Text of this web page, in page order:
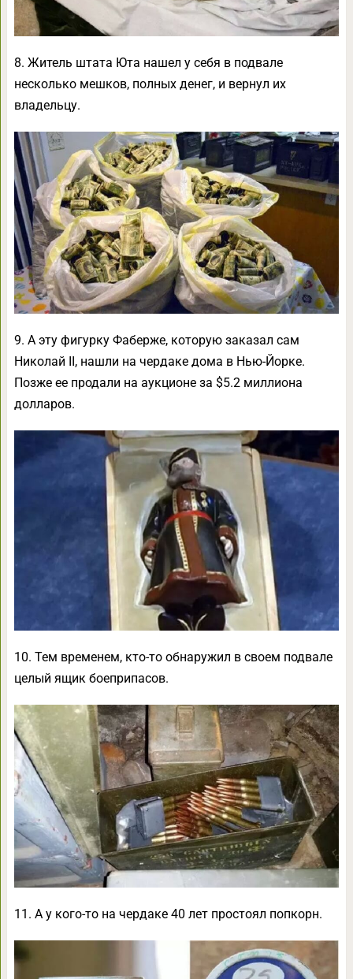
8. Житель штата Юта нашел у себя в подвале
несколько мешков, полных денег, и вернул их
владельцу.
9. А эту фигурку Фаберже, которую заказал сам
Николай II, нашли на чердаке дома в Нью-Йорке.
Позже ее продали на аукционе за $5.2 миллиона
долларов.
10. Тем временем, кто-то обнаружил в своем подвале
целый ящик боеприпасов.
11. А у кого-то на чердаке 40 лет простоял попкорн.